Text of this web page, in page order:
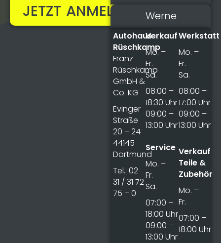
JETZT ANMELDEN!
Werne
Autohaus
Rüschkamp
Franz
Rüschkamp
GmbH &
Co. KG
Evinger
Straße
20 – 24
44145
Dortmund
Tel.: 02
31 / 31 72
75 – 0
Verkauf
Mo. –
Fr.
Sa.
08:00 –
18:30 Uhr
09:00 –
13:00 Uhr
Service
Mo. –
Fr.
Sa.
07:00 –
18:00 Uhr
09:00 –
13:00 Uhr
Werkstatt
Mo. –
Fr.
Sa.
08:00 –
17:00 Uhr
09:00 –
13:00 Uhr
Verkauf
Teile &
Zubehör
Mo. –
Fr.
07:00 –
18:00 Uhr